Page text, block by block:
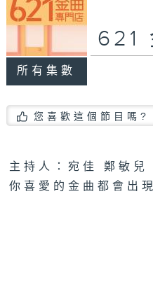
所有集數
621
您喜歡這個節目嗎?
主持人：宛佳 鄭敏兒
你喜愛的金曲都會出